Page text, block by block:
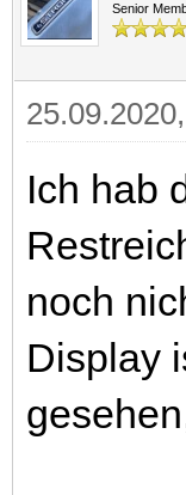
Senior
Ich hab
noch
Display